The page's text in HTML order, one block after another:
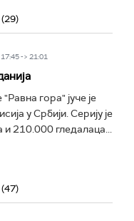
-> 21:01
гора" јуче је
у Србији. Серију је
и 210.000 гледалаца...